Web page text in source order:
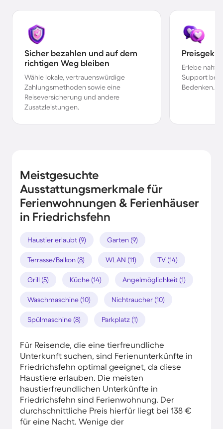
Sicher bezahlen und auf dem
richtigen Weg bleiben
Wähle lokale, vertrauenswürdige
Zahlungsmethoden sowie eine
Reiseversicherung und andere
Zusatzleistungen.
Erlebe
Support bei
Bedenken.
Meistgesuchte
Ausstattungsmerkmale für
Ferienwohnungen & Ferienhäuser
in Friedrichsfehn
Haustier erlaubt (9) Garten (9)
Terrasse/Balkon (8) WLAN (11) TV (14)
Grill (5) Küche (14) Angelmöglichkeit (1)
Waschmaschine (10) Nichtraucher (10)
Spülmaschine (8) Parkplatz (1)
Für Reisende, die eine tierfreundliche
Unterkunft suchen, sind Ferienunterkünfte in
Friedrichsfehn optimal geeignet, da diese
Haustiere erlauben. Die meisten
haustierfreundlichen Unterkünfte in
Friedrichsfehn sind Ferienwohnung. Der
durchschnittliche Preis hierfür liegt bei 138 €
für eine Nacht. Wenige der